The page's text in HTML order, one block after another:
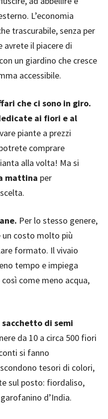
L’economia
trascurabile, senza per
avrete il piacere di
con un giardino che cresce
accessibile.
che ci sono in giro.
ai fiori e al
piante a prezzi
comprare
alla volta! Ma si
mattina per
Per lo stesso genere,
costo molto più
formato. Il vivaio
tempo e impiega
come meno acqua,
sacchetto di semi
da 10 a circa 500 fiori
si fanno
tesori di colori,
sul posto: fiordaliso,
d’India.